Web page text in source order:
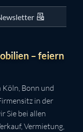
– feiern
Bonn und
in der
Sie bei allen
Vermietung,